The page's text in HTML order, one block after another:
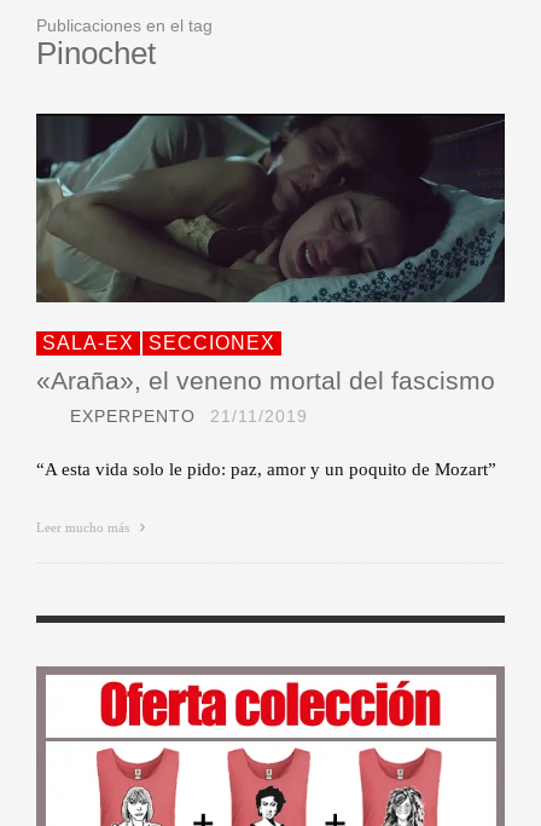
Publicaciones en el tag
Pinochet
SALA-EX SECCIONEX
«Araña», el veneno mortal del fascismo
EXPERPENTO 21/11/2019
“A esta vida solo le pido: paz, amor y un poquito de Mozart”
Leer mucho más